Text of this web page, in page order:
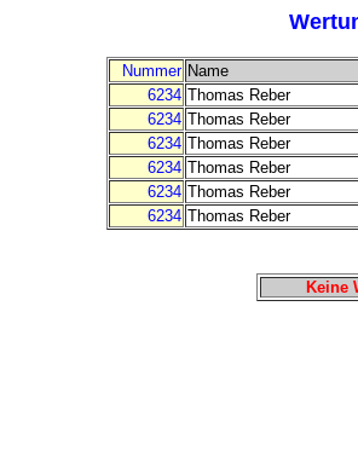
Nummer Name
6234 Thomas Reber
6234 Thomas Reber
6234 Thomas Reber
6234 Thomas Reber
6234 Thomas Reber
6234 Thomas Reber
Keine